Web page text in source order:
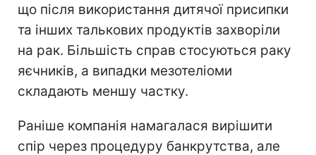
що після використання дитячої присипки
та інших талькових продуктів захворіли
на рак. Більшість справ стосуються раку
яєчників, а випадки мезотеліоми
складають меншу частку.
Раніше компанія намагалася вирішити
спір через процедуру банкрутства, але